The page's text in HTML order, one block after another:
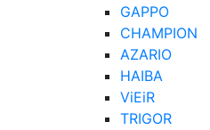
GAPPO
CHAMPION
AZARIO
HAIBA
ViEiR
TRIGOR